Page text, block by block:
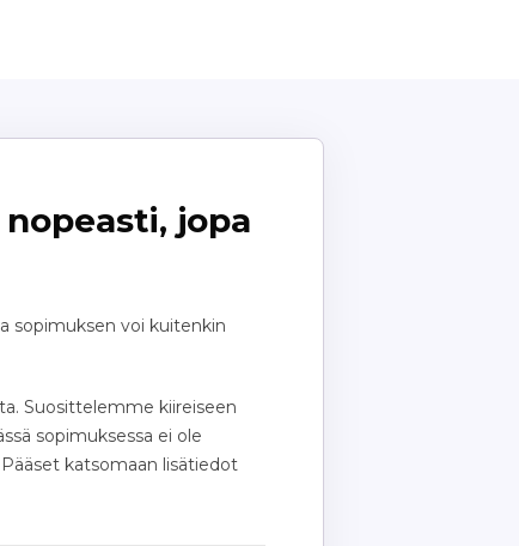
jopa
sopimuksen voi kuitenkin
Suosittelemme kiireiseen
sopimuksessa ei ole
katsomaan lisätiedot